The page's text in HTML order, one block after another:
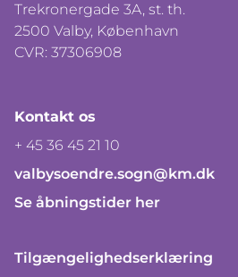
Trekronergade 3A, st. th.
2500 Valby, København
CVR: 37306908
Kontakt os
+ 45 36 45 21 10
valbysoendre.sogn@km.dk
Se åbningstider her
Tilgængelighedserklæring